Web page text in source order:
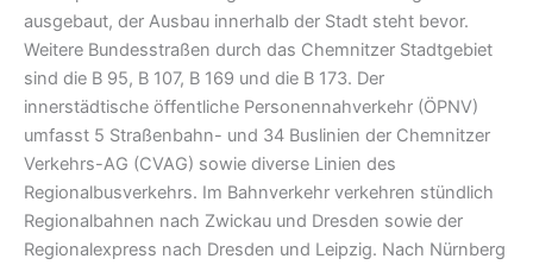
ausgebaut, der Ausbau innerhalb der Stadt steht bevor.
Weitere Bundesstraßen durch das Chemnitzer Stadtgebiet
sind die B 95, B 107, B 169 und die B 173. Der
innerstädtische öffentliche Personennahverkehr (ÖPNV)
umfasst 5 Straßenbahn- und 34 Buslinien der Chemnitzer
Verkehrs-AG (CVAG) sowie diverse Linien des
Regionalbusverkehrs. Im Bahnverkehr verkehren stündlich
Regionalbahnen nach Zwickau und Dresden sowie der
Regionalexpress nach Dresden und Leipzig. Nach Nürnberg